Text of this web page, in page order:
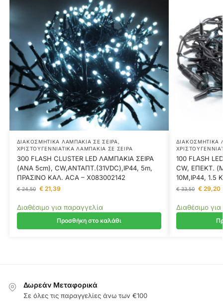
ΔΙΑΚΟΣΜΗΤΙΚΆ ΛΑΜΠΆΚΙΑ ΣΕ ΣΕΙΡΆ ,
ΧΡΙΣΤΟΥΓΕΝΝΙΆΤΙΚΑ ΛΑΜΠΆΚΙΑ ΣΕ ΣΕΙΡΆ
300 FLASH CLUSTER LED ΛΑΜΠAKIA ΣΕΙΡΑ
(ANA 5cm), CW,ΑΝΤΑΠΤ.(31VDC),IP44, 5m,
ΠΡΑΣΙΝΟ ΚΑΛ. ACA – X083002142
€24,50 €21,39
Διαθέσιμο για παραγγελία
Προσθήκη στο καλάθι
ΔΙΑΚΟΣΜΗΤΙΚΆ
100 FLASH
CW, ΕΠΕΚΤ.
10Μ,IP44, 1.5
€33,50 €29,20
Διαθέσιμο
Δωρεάν Μεταφορικά
Σε όλες τις παραγγελίες άνω των €100